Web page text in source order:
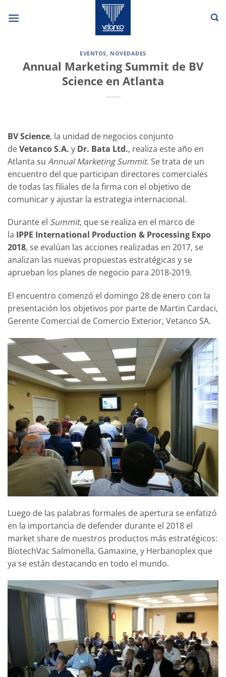
EVENTOS, NOVEDADES
Annual Marketing Summit de BV
Science en Atlanta
BV Science, la unidad de negocios conjunto
deVetanco S.A. y Dr. Bata Ltd., realiza este año en
Atlanta su Annual Marketing Summit. Se trata de un
encuentro del que participan directores comerciales
de todas las filiales de la firma con el objetivo de
comunicar y ajustar la estrategia internacional.
Durante el Summit, que se realiza en el marco de
la IPPE International Production & Processing Expo
2018, se evalúan las acciones realizadas en 2017, se
analizan las nuevas propuestas estratégicas y se
aprueban los planes de negocio para 2018-2019.
El encuentro comenzó el domingo 28 de enero con la
presentación los objetivos por parte de Martin Cardaci,
Gerente Comercial de Comercio Exterior, Vetanco SA.
Luego de las palabras formales de apertura se enfatizó
en la importancia de defender durante el 2018 el
market share de nuestros productos más estratégicos:
BiotechVac Salmonella, Gamaxine, y Herbanoplex que
ya se están destacando en todo el mundo.